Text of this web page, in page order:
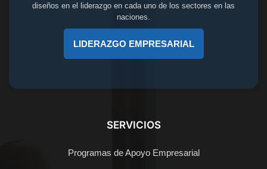
diseños en el liderazgo en cada uno de los sectores en las
naciones.
LIDERAZGO EMPRESARIAL
SERVICIOS
Programas de Apoyo Empresarial